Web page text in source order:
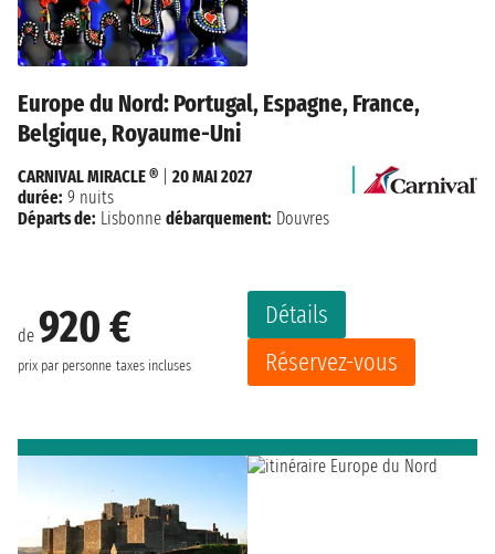
Europe du Nord: Portugal, Espagne, France,
Belgique, Royaume-Uni
de 920 €
prix par personne taxes incluses
Détails
Réservez-vous
CARNIVAL MIRACLE ®
20 MAI 2027
durée: 9 nuits
Départs de: Lisbonne débarquement: Douvres